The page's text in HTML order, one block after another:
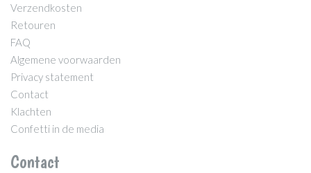
Verzendkosten
Retouren
FAQ
Algemene voorwaarden
Privacy statement
Contact
Klachten
Confetti in de media
Contact